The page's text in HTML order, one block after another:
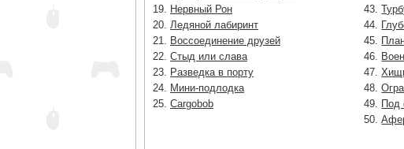
19. Нервный Рон
20. Ледяной лабиринт
21. Воссоединение друзей
22. Стыд или слава
23. Разведка в порту
24. Мини-подлодка
25. Cargobob
43.
44.
45.
46.
47.
48.
49. Под
50.